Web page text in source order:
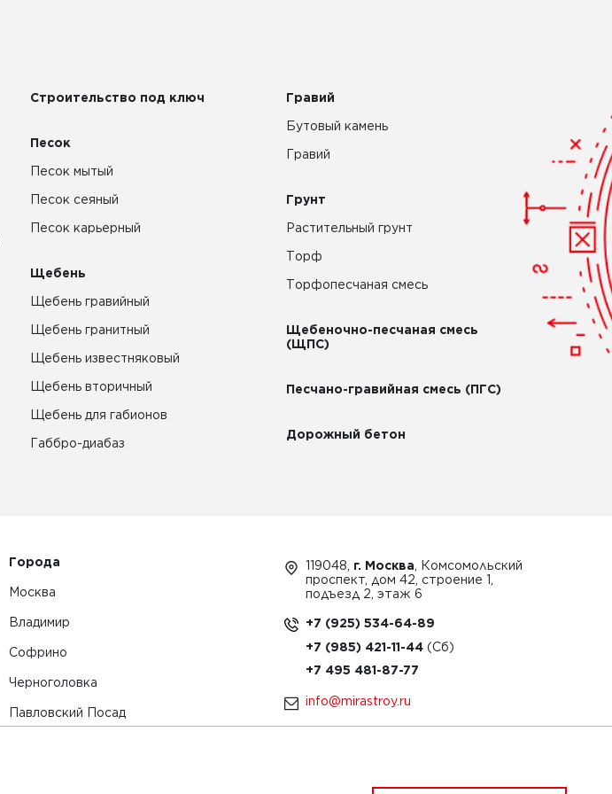
Строительство под ключ
Песок
Песок мытый
Песок сеяный
Песок карьерный
Щебень
Щебень гравийный
Щебень гранитный
Щебень известняковый
Щебень вторичный
Щебень для габионов
Габбро-диабаз
Гравий
Бутовый камень
Гравий
Грунт
Растительный грунт
Торф
Торфопесчаная смесь
Щебеночно-песчаная смесь
(ЩПС)
Песчано-гравийная смесь (ПГС)
Дорожный бетон
Города
Москва
Владимир
Софрино
Черноголовка
Павловский Посад
119048, г. Москва , Комсомольский
проспект, дом 42, строение 1,
подъезд 2, этаж 6
+7 (925) 534-64-89
+7 (985) 421-11-44
+7 495 481-87-77
info@mirastroy.ru